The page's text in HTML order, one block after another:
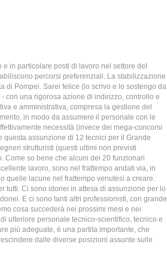
in particolare posti di lavoro nel settore del
percorsi preferenziali. La stabilizzazione
di Pompei. Sarei felice (lo scrivo e lo sostengo da
con una rigorosa azione di indirizzo, controllo e
e amministrativa, compresa la gestione del
in modo da assumere il personale con le
necessità (invece dei mega-concorsi
questa assunzione di 12 tecnici per il Grande
strutturisti (questi ultimi non previsti
Come so bene che alcuni dei 20 funzionari
lavoro, sono nel frattempo andati via, in
quelle lacune nel frattempo venutesi a creare.
tutti. Ci sono idonei in attesa di assunzione per lo
E ci sono tanti altri professionisti, con grande
cosa succederà nei prossimi mesi e nei
ulteriore personale tecnico-scientifico, tecnico e
più adeguate, è una partita importante, che
dalle diverse posizioni assunte sulle